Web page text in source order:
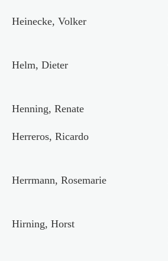
Heinecke, Volker
Helm, Dieter
Henning, Renate
Herreros, Ricardo
Herrmann, Rosemarie
Hirning, Horst